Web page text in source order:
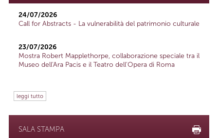
24/07/2026
Call for Abstracts - La vulnerabilità del patrimonio culturale
23/07/2026
Mostra Robert Mapplethorpe, collaborazione speciale tra il
Museo dell'Ara Pacis e il Teatro dell'Opera di Roma
leggi tutto
SALA STAMPA